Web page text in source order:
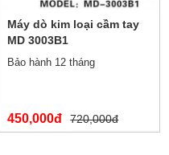
Máy dò kim loại cầm tay
MD 3003B1
Bảo hành 12 tháng
450,000đ 720,000đ